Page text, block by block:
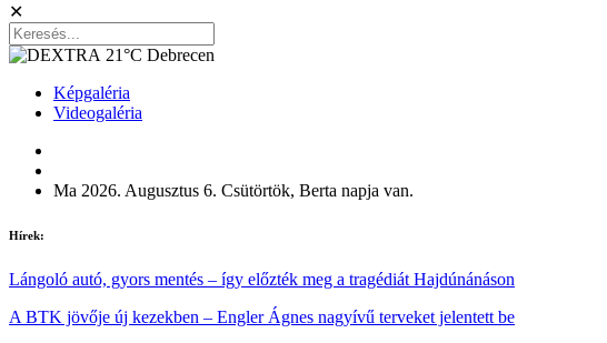
✕
21°C Debrecen
Képgaléria
Videogaléria
Ma 2026. Augusztus 6. Csütörtök, Berta napja van.
Hírek:
Lángoló autó, gyors mentés – így előzték meg a tragédiát Hajdúnánáson
A BTK jövője új kezekben – Engler Ágnes nagyívű terveket jelentett be